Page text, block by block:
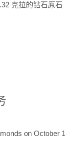
克拉的钻石原石
on October 1